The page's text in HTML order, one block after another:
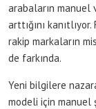
arabaların manuel
arttığını
rakip markaların
de farkında.
Yeni bilgilere
modeli için manuel